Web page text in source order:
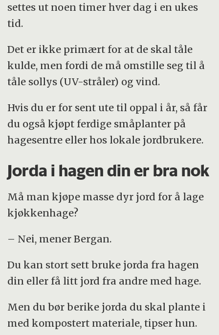
settes ut noen timer hver dag i en ukes
tid.
Det er ikke primært for at de skal tåle
kulde, men fordi de må omstille seg til å
tåle sollys (UV-stråler) og vind.
Hvis du er for sent ute til oppal i år, så får
du også kjøpt ferdige småplanter på
hagesentre eller hos lokale jordbrukere.
Jorda i hagen din er bra nok
Må man kjøpe masse dyr jord for å lage
kjøkkenhage?
– Nei, mener Bergan.
Du kan stort sett bruke jorda fra hagen
din eller få litt jord fra andre med hage.
Men du bør berike jorda du skal plante i
med kompostert materiale, tipser hun.